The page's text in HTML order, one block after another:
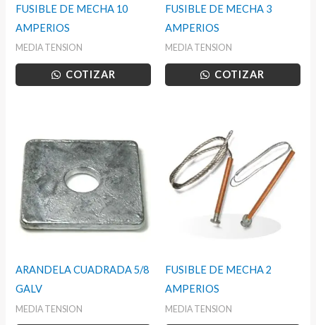
FUSIBLE DE MECHA 10
AMPERIOS
MEDIA TENSION
COTIZAR
FUSIBLE DE MECHA 3
AMPERIOS
MEDIA TENSION
COTIZAR
ARANDELA CUADRADA 5/8
GALV
MEDIA TENSION
FUSIBLE DE MECHA 2
AMPERIOS
MEDIA TENSION